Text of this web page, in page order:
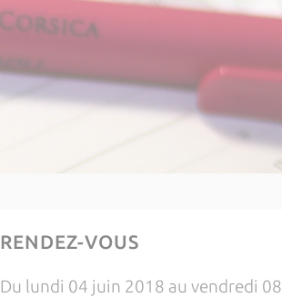
RENDEZ-VOUS
Du lundi 04 juin 2018 au vendredi 08